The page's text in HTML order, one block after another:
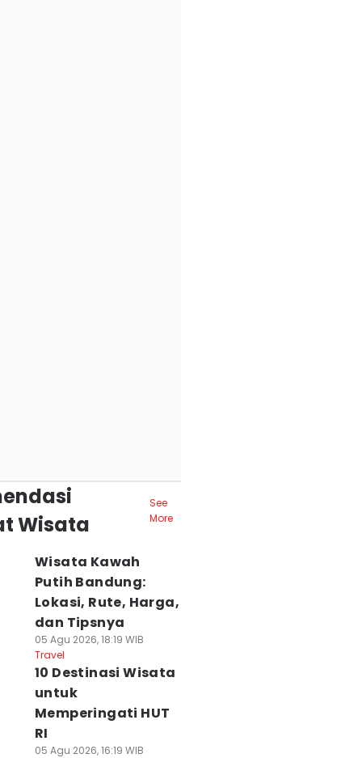
Wisata
See
More
Wisata Kawah
Putih Bandung:
Lokasi, Rute, Harga,
dan Tipsnya
05 Agu 2026, 18:19 WIB
Travel
10 Destinasi Wisata
untuk
Memperingati HUT
RI
05 Agu 2026, 16:19 WIB